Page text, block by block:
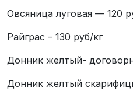
Овсяница луговая — 120
Райграс – 130 руб/кг
Донник желтый-
Донник желтый